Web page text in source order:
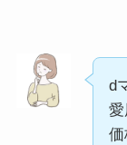
d
愛